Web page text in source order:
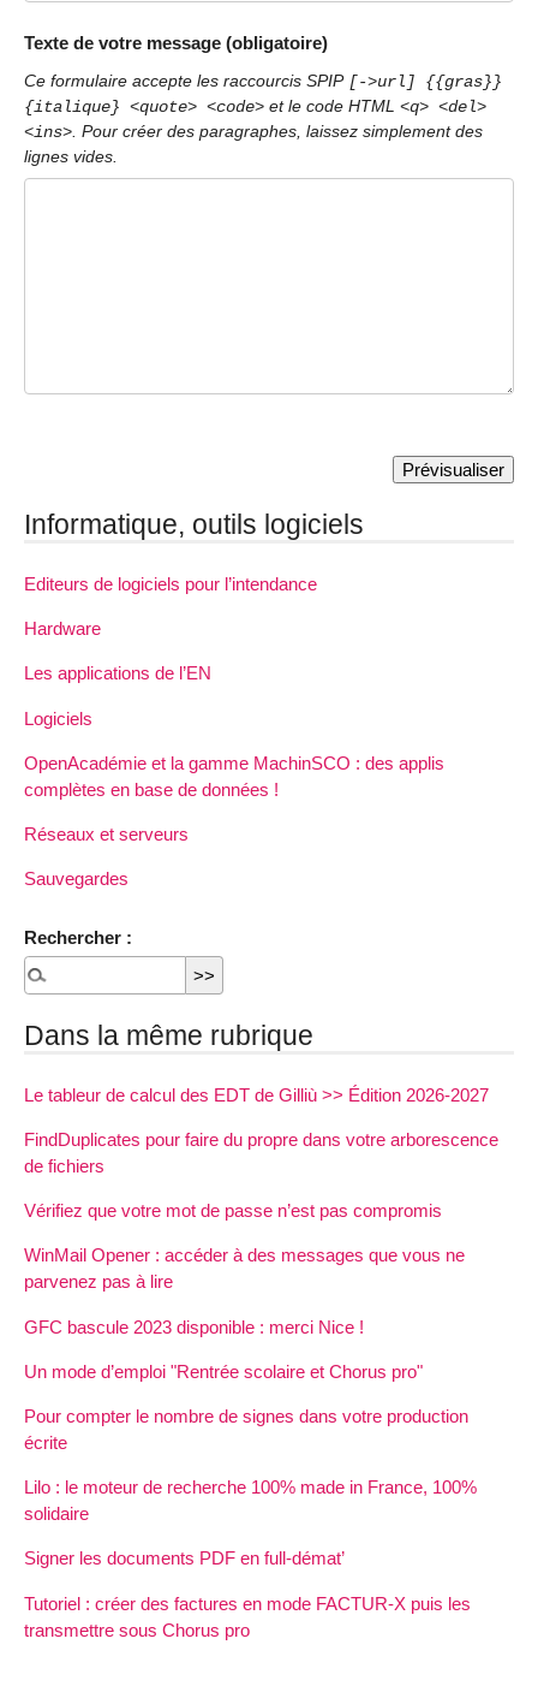
Texte de votre message (obligatoire)
Ce formulaire accepte les raccourcis SPIP [->url] {{gras}}
{italique} <quote> <code> et le code HTML <q> <del>
<ins>. Pour créer des paragraphes, laissez simplement des
lignes vides.
Informatique, outils logiciels
Editeurs de logiciels pour l’intendance
Hardware
Les applications de l’EN
Logiciels
OpenAcadémie et la gamme MachinSCO : des applis
complètes en base de données !
Réseaux et serveurs
Sauvegardes
Rechercher :
Dans la même rubrique
Le tableur de calcul des EDT de Gilliù >> Édition 2026-2027
FindDuplicates pour faire du propre dans votre arborescence
de fichiers
Vérifiez que votre mot de passe n’est pas compromis
WinMail Opener : accéder à des messages que vous ne
parvenez pas à lire
GFC bascule 2023 disponible : merci Nice !
Un mode d’emploi "Rentrée scolaire et Chorus pro"
Pour compter le nombre de signes dans votre production
écrite
Lilo : le moteur de recherche 100% made in France, 100%
solidaire
Signer les documents PDF en full-démat’
Tutoriel : créer des factures en mode FACTUR-X puis les
transmettre sous Chorus pro